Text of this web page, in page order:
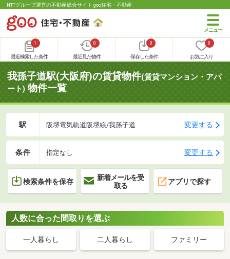
NTTグループ運営の不動産総合サイト goo住宅・不動産
1
最近検索した条件
0
最近見た物件
0
保存した条件
0
お気に入り
我孫子道駅(大阪府)の賃貸物件(賃貸マンション・アパ
ート) 物件一覧
駅 阪堺電気軌道阪堺線/我孫子道 変更する
条件 指定なし 変更する
検索条件を保存
新着メールを受
取る
アプリで探す
人数に合った間取りを選ぶ
一人暮らし 二人暮らし ファミリー